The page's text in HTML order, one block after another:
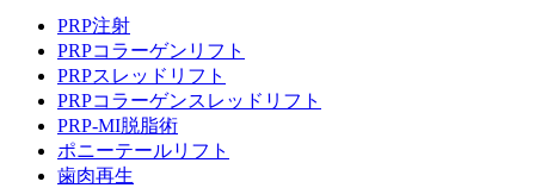
PRP注射
PRPコラーゲンリフト
PRPスレッドリフト
PRPコラーゲンスレッドリフト
PRP-MI脱脂術
ポニーテールリフト
歯肉再生